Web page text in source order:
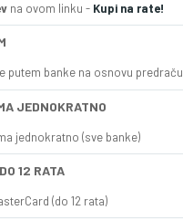
na ovom linku - Kupi na rate!
putem banke na osnovu
JEDNOKRATNO
jednokratno (sve banke)
12 RATA
(do 12 rata)